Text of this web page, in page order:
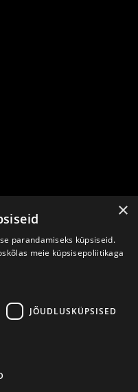
×
parandamiseks küpsiseid.
meie küpsisepoliitikaga
JÕUDLUSKÜPSISED